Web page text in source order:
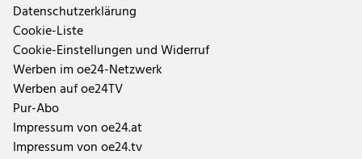
Datenschutzerklärung
Cookie-Liste
Cookie-Einstellungen und Widerruf
Werben im oe24-Netzwerk
Werben auf oe24TV
Pur-Abo
Impressum von oe24.at
Impressum von oe24.tv